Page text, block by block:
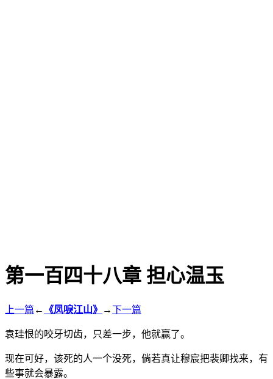
第一百四十八章 担心温玉
上一篇 ← 《凤唳江山》 →下一篇
袁珪恨的咬牙切齿，只差一步，他就赢了。
现在可好，该死的人一个没死，倘若真让穆宸把裴卿找来，有
些事就会暴露。